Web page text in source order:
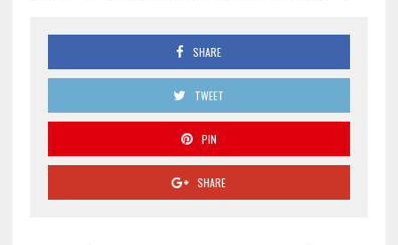
SHARE
TWEET
PIN
SHARE